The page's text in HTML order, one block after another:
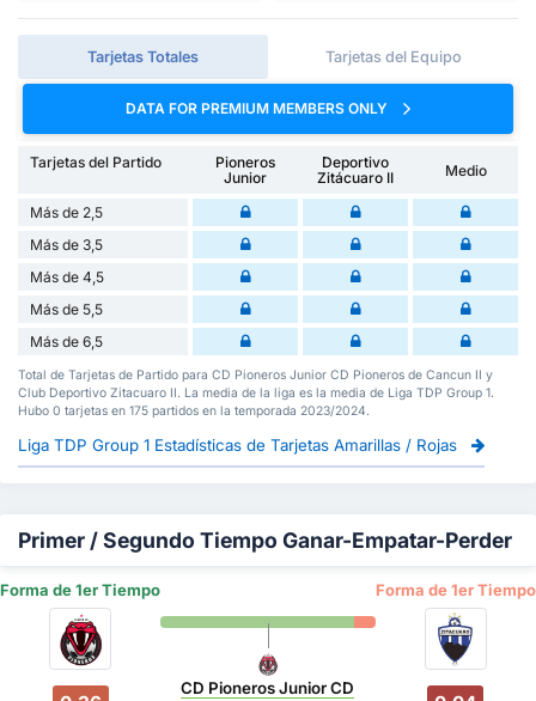
Tarjetas Totales Tarjetas del Equipo
DATA FOR PREMIUM MEMBERS ONLY
Tarjetas del Partido
Pioneros
Junior
Deportivo
Zitácuaro II
Medio
Más de 2,5
Más de 3,5
Más de 4,5
Más de 5,5
Más de 6,5
Total de Tarjetas de Partido para CD Pioneros Junior CD Pioneros de Cancun II y
Club Deportivo Zitacuaro II. La media de la liga es la media de Liga TDP Group 1.
Hubo 0 tarjetas en 175 partidos en la temporada 2023/2024.
Liga TDP Group 1 Estadísticas de Tarjetas Amarillas / Rojas
Primer / Segundo Tiempo Ganar-Empatar-Perder
Forma de 1er Tiempo Forma de 1er Tiempo
CD Pioneros Junior CD